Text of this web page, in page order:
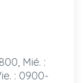
Mié. :
: 0900-